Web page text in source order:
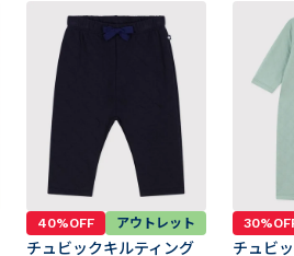
40%OFF アウトレット
チュビックキルティング チュビ